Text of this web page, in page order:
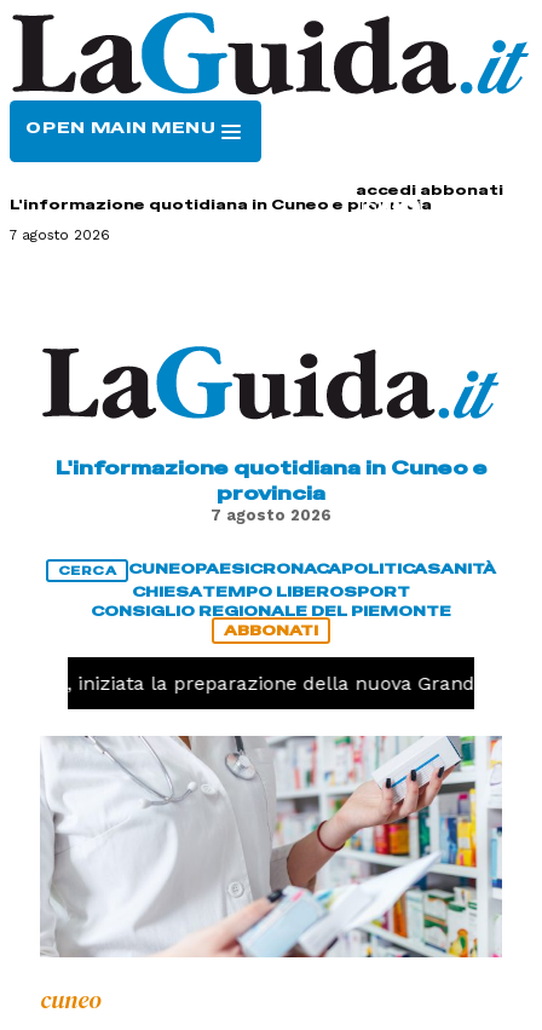
OPEN MAIN MENU
accedi abbonati
L'informazione quotidiana in Cuneo e provincia
7 agosto 2026
L'informazione quotidiana in Cuneo e
provincia
7 agosto 2026
CERCA CUNEOPAESICRONACAPOLITICASANITÀ
CHIESATEMPO LIBEROSPORT
CONSIGLIO REGIONALE DEL PIEMONTE
ABBONATI
iniziata la preparazione della nuova Granda Volley
cuneo